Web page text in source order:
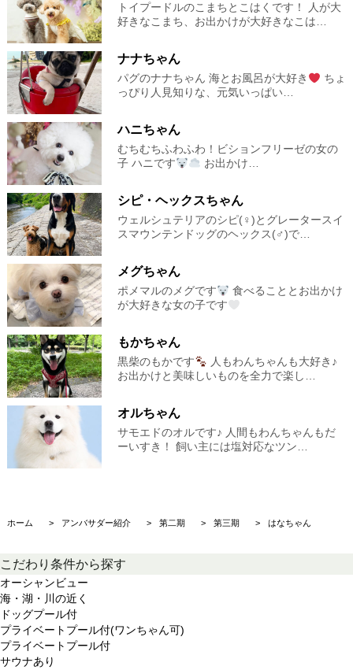
トイプードルのこまちとこはくです！ 人が大
好きなこまち、お出かけが大好きなこは…
ナナちゃん
パグのナナちゃん 海とお風呂が大好き
ちょ
っぴり人見知りな、元気いっぱい…
ハニちゃん
むちむちふわふわ！ビションフリーゼの女の
子 ハニです︎︎
お出かけ…
シピ・ヘックスちゃん
ウェルシュテリアのシピ(♀)とグレータースイ
スマウンテンドッグのヘックス(♂)で…
メグちゃん
ポメマルのメグです
食べることとお出かけ
が大好きな女の子です
もかちゃん
黒柴のもかです
人もわんちゃんも大好き♪
お出かけと美味しいものを全力で楽し…
オルちゃん
サモエドのオルです♪ 人間もわんちゃんもだ
ーいすき！ 飼い主には塩対応なツン…
ホーム アンバサダー紹介 第二期 第三期 はなちゃん
こだわり条件から探す
オーシャンビュー
海・湖・川の近く
ドッグプール付
プライベートプール付(ワンちゃん可)
プライベートプール付
サウナあり